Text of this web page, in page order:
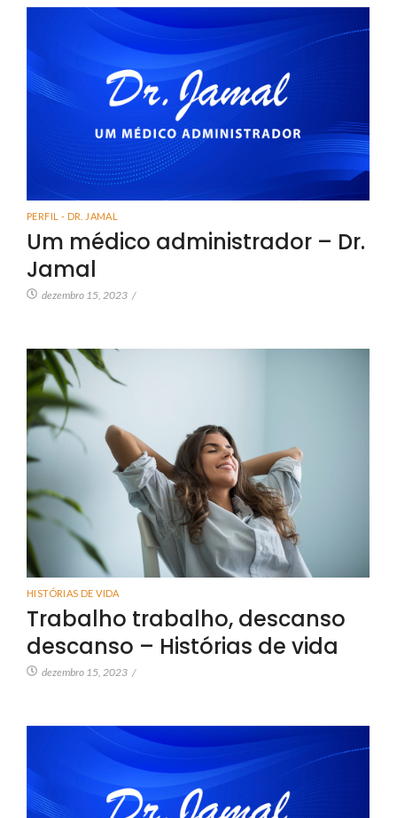
PERFIL - DR. JAMAL
Um médico administrador – Dr.
Jamal
dezembro 15, 2023 /
HISTÓRIAS DE VIDA
Trabalho trabalho, descanso
descanso – Histórias de vida
dezembro 15, 2023 /